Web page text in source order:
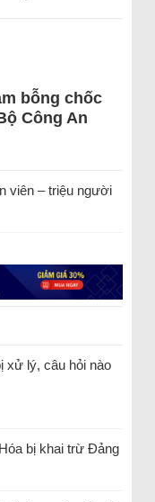
bỗng chốc
Công An
viên – triệu người
xử lý, câu hỏi nào
bị khai trừ Đảng